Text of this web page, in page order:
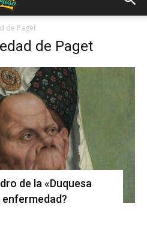
de Paget
de Paget
de la «Duquesa